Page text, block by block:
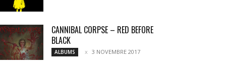
CANNIBAL CORPSE – RED BEFORE
BLACK
ALBUMS 3 NOVEMBRE 2017